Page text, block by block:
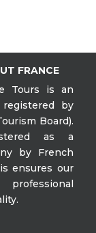
FRANCE
Tours is an
by
Board).
as a
by French
ensures our